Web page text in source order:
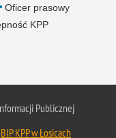
Oficer prasowy
KPP
Publicznej
BIP KPP w Łosicach